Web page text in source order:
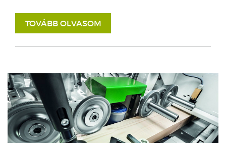
TOVÁBB OLVASOM